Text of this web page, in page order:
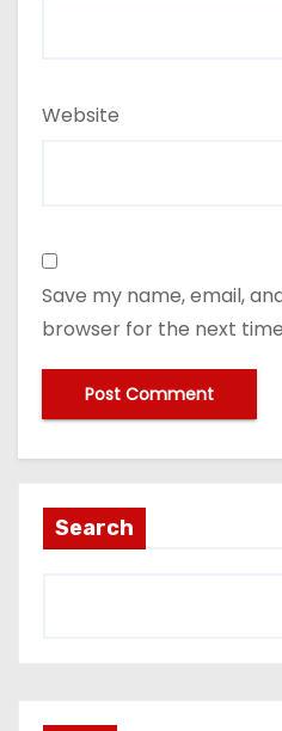
Website
Save my name, email,
browser for the next
Search